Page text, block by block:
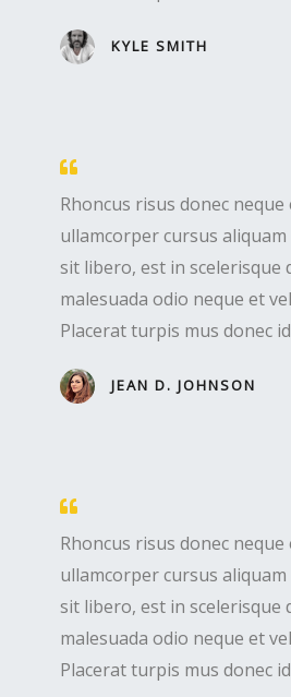
KYLE SMITH
Rhoncus risus donec
ullamcorper cursus aliquam
sit libero, est in scelerisque
malesuada odio neque et
Placerat turpis mus donec
JEAN D. JOHNSON
Rhoncus risus donec
ullamcorper cursus aliquam
sit libero, est in scelerisque
malesuada odio neque et
Placerat turpis mus donec